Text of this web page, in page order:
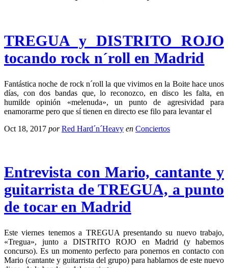
TREGUA y DISTRITO ROJO
tocando rock n´roll en Madrid
Fantástica noche de rock n´roll la que vivimos en la Boite hace unos
días, con dos bandas que, lo reconozco, en disco les falta, en
humilde opinión «melenuda», un punto de agresividad para
enamorarme pero que sí tienen en directo ese filo para levantar el
Oct 18, 2017 por Red Hard´n´Heavy en Conciertos
Entrevista con Mario, cantante y
guitarrista de TREGUA, a punto
de tocar en Madrid
Este viernes tenemos a TREGUA presentando su nuevo trabajo,
«Tregua», junto a DISTRITO ROJO en Madrid (y habemos
concurso). Es un momento perfecto para ponernos en contacto con
Mario (cantante y guitarrista del grupo) para hablarnos de este nuevo